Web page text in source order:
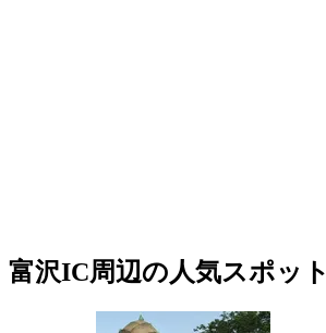
富沢IC周辺の人気スポット